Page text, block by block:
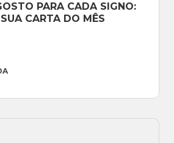
PARA CADA SIGNO:
CARTA DO MÊS